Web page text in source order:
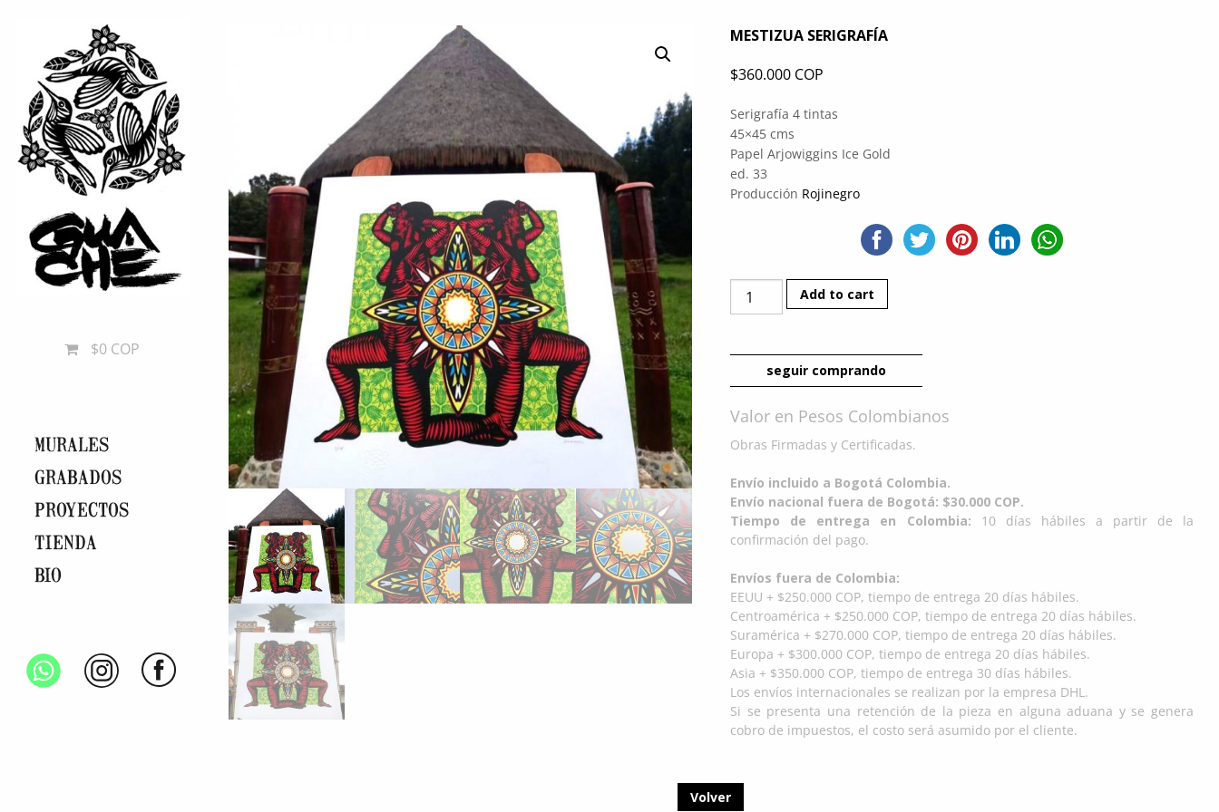
$0 COP
MURALES
GRABADOS
PROYECTOS
TIENDA
BIO
MESTIZUA SERIGRAFÍA
$360.000 COP
Serigrafía 4 tintas
45×45 cms
Papel Arjowiggins Ice Gold
ed. 33
Producción Rojinegro
Mestizua
Serigrafía
Add to cart
seguir comprando
Valor en Pesos Colombianos
Obras Firmadas y Certificadas.
Envío incluido a Bogotá Colombia.
Envío nacional fuera de Bogotá: $30.000 COP.
Tiempo de entrega en Colombia: 10 días hábiles a partir de la
confirmación del pago.
Envíos fuera de Colombia:
EEUU + $250.000 COP, tiempo de entrega 20 días hábiles.
Centroamérica + $250.000 COP, tiempo de entrega 20 días hábiles.
Suramérica + $270.000 COP, tiempo de entrega 20 días hábiles.
Europa + $300.000 COP, tiempo de entrega 20 días hábiles.
Asia + $350.000 COP, tiempo de entrega 30 días hábiles.
Los envíos internacionales se realizan por la empresa DHL.
Si se presenta una retención de la pieza en alguna aduana y se genera
cobro de impuestos, el costo será asumido por el cliente.
Volver